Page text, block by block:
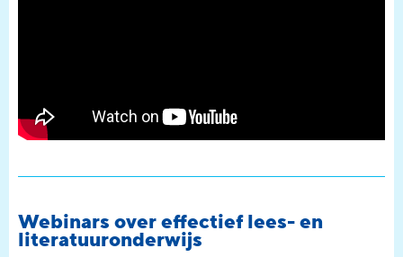
Webinars over effectief lees- en
literatuuronderwijs